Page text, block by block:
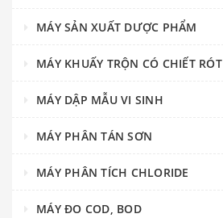
MÁY SẢN XUẤT DƯỢC PHẨM
MÁY KHUẤY TRỘN CÓ CHIẾT RÓT
MÁY DẬP MẪU VI SINH
MÁY PHÂN TÁN SƠN
MÁY PHÂN TÍCH CHLORIDE
MÁY ĐO COD, BOD